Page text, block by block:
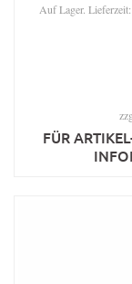
Auf Lager.
FÜR